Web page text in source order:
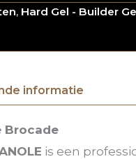
, Hard Gel - Builder
informatie
Brocade
is een